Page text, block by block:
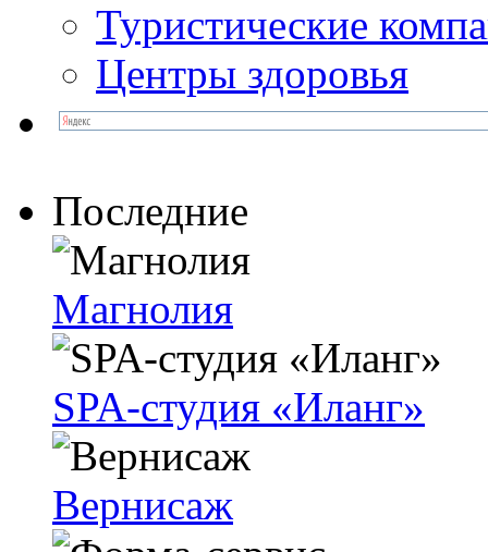
Туристические
Центры здоровья
Последние
Магнолия
SPA-студия «Иланг»
Вернисаж